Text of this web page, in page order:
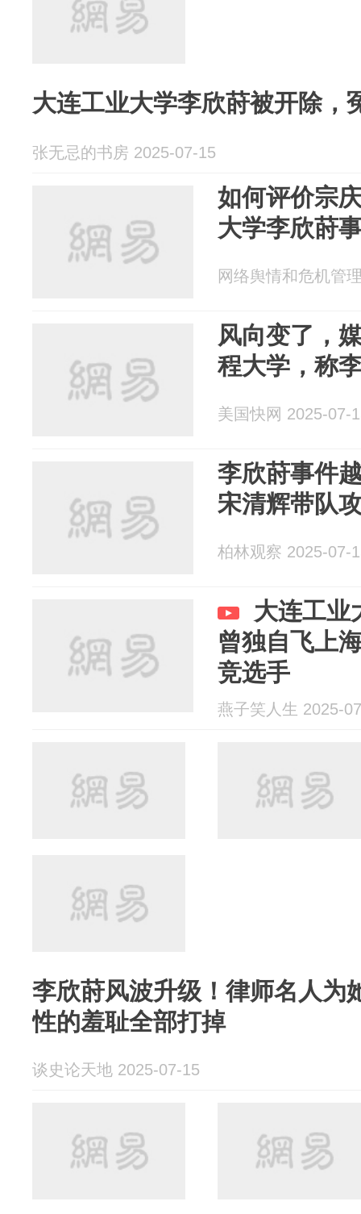
大连工业大学李欣莳被开除，
张无忌的书房 2025-07-15
如何评价宗
大学李欣莳
网络舆情和危机管
风向变了，
程大学，称
美国快网 2025-07-
李欣莳事件
宋清辉带队
柏林观察 2025-07-
大连工业
曾独自飞上
竞选手
燕子笑人生 2025-
李欣莳风波升级！律师名人为
性的羞耻全部打掉
谈史论天地 2025-07-15